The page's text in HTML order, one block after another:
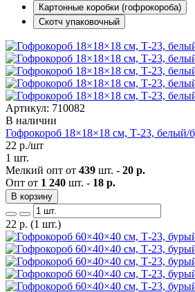
Картонные коробки (гофрокороба)
Скотч упаковочный
Артикул: 710082
В наличии
Гофрокороб 18×18×18 см, Т-23, белый/
22 р./шт
1 шт.
Мелкий опт от 439 шт. - 20 р.
Опт от 1 240 шт. - 18 р.
В корзину
22 р. (1 шт.)